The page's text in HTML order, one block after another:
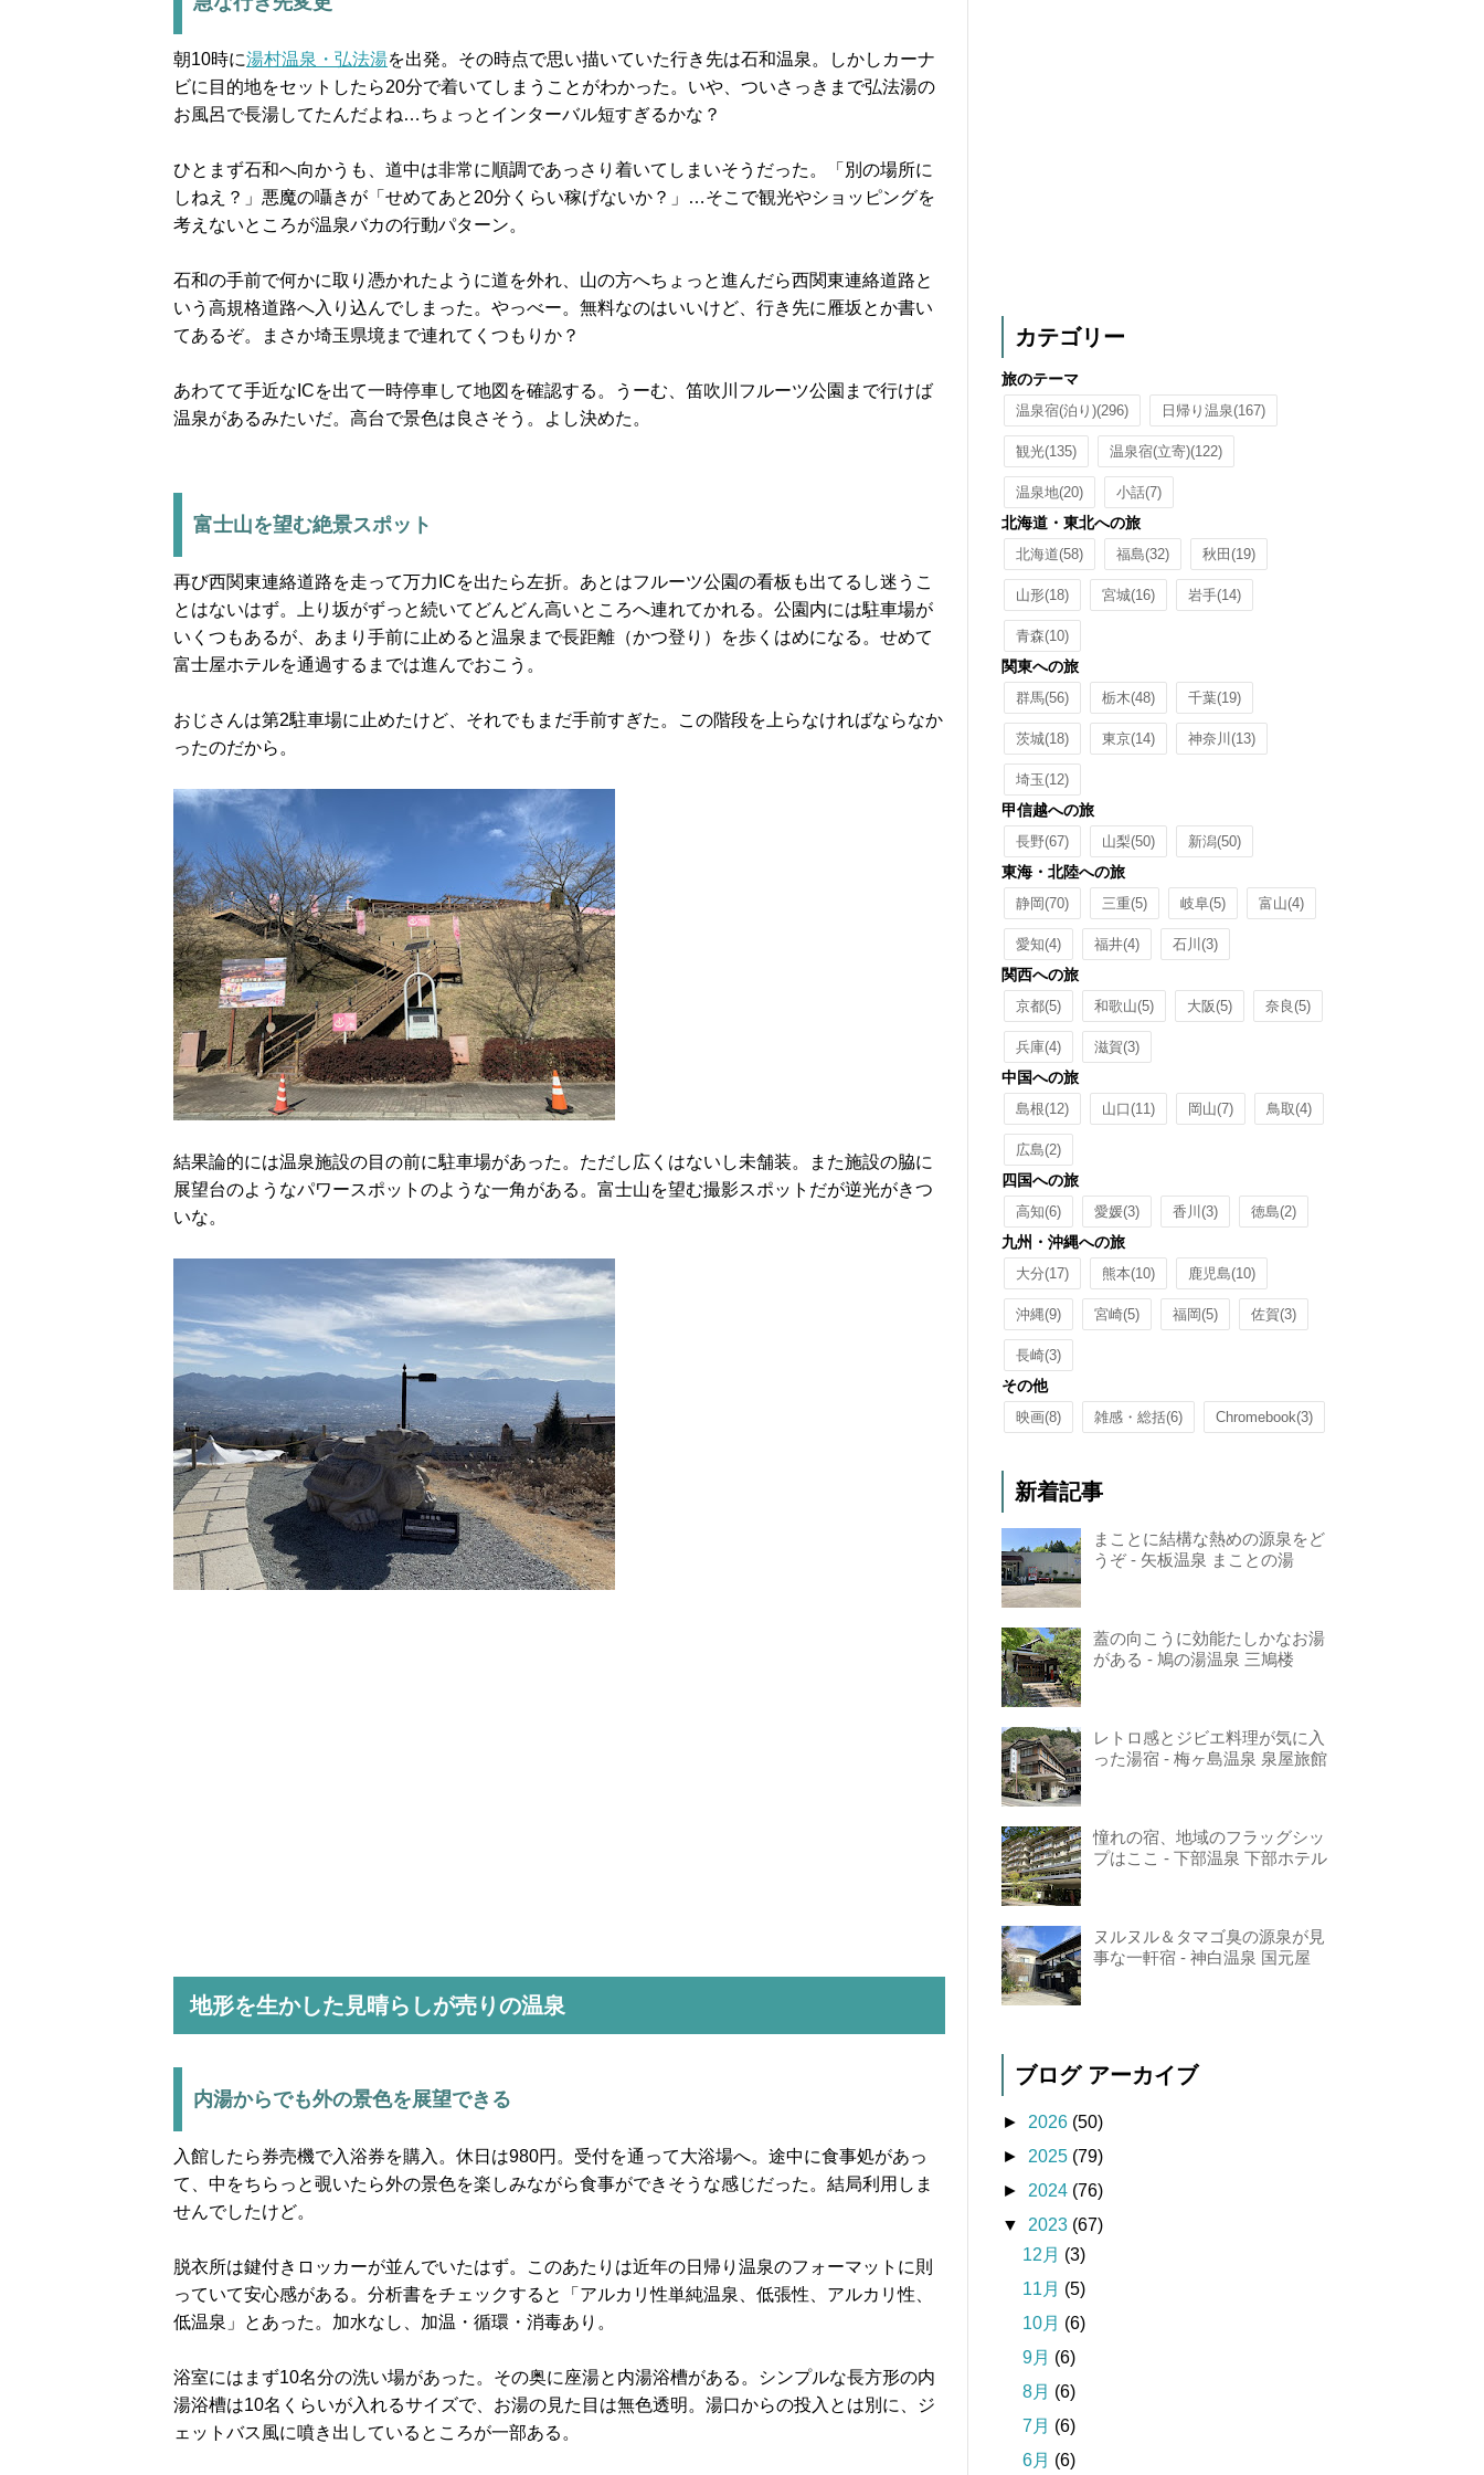
朝10時に湯村温泉・弘法湯を出発。その時点で思い描いていた行き先は石和温泉。しかしカーナ
ビに目的地をセットしたら20分で着いてしまうことがわかった。いや、ついさっきまで弘法湯の
お風呂で長湯してたんだよね…ちょっとインターバル短すぎるかな？
ひとまず石和へ向かうも、道中は非常に順調であっさり着いてしまいそうだった。「別の場所に
しねえ？」悪魔の囁きが「せめてあと20分くらい稼げないか？」…そこで観光やショッピングを
考えないところが温泉バカの行動パターン。
石和の手前で何かに取り憑かれたように道を外れ、山の方へちょっと進んだら西関東連絡道路と
いう高規格道路へ入り込んでしまった。やっべー。無料なのはいいけど、行き先に雁坂とか書い
てあるぞ。まさか埼玉県境まで連れてくつもりか？
あわてて手近なICを出て一時停車して地図を確認する。うーむ、笛吹川フルーツ公園まで行けば
温泉があるみたいだ。高台で景色は良さそう。よし決めた。
富士山を望む絶景スポット
再び西関東連絡道路を走って万力ICを出たら左折。あとはフルーツ公園の看板も出てるし迷うこ
とはないはず。上り坂がずっと続いてどんどん高いところへ連れてかれる。公園内には駐車場が
いくつもあるが、あまり手前に止めると温泉まで長距離（かつ登り）を歩くはめになる。せめて
富士屋ホテルを通過するまでは進んでおこう。
おじさんは第2駐車場に止めたけど、それでもまだ手前すぎた。この階段を上らなければならなか
ったのだから。
結果論的には温泉施設の目の前に駐車場があった。ただし広くはないし未舗装。また施設の脇に
展望台のようなパワースポットのような一角がある。富士山を望む撮影スポットだが逆光がきつ
いな。
地形を生かした見晴らしが売りの温泉
内湯からでも外の景色を展望できる
入館したら券売機で入浴券を購入。休日は980円。受付を通って大浴場へ。途中に食事処があっ
て、中をちらっと覗いたら外の景色を楽しみながら食事ができそうな感じだった。結局利用しま
せんでしたけど。
脱衣所は鍵付きロッカーが並んでいたはず。このあたりは近年の日帰り温泉のフォーマットに則
っていて安心感がある。分析書をチェックすると「アルカリ性単純温泉、低張性、アルカリ性、
低温泉」とあった。加水なし、加温・循環・消毒あり。
浴室にはまず10名分の洗い場があった。その奥に座湯と内湯浴槽がある。シンプルな長方形の内
湯浴槽は10名くらいが入れるサイズで、お湯の見た目は無色透明。湯口からの投入とは別に、ジ
ェットバス風に噴き出しているところが一部ある。
カテゴリー
旅のテーマ
温泉宿(泊り)(296) 日帰り温泉(167)
観光(135) 温泉宿(立寄)(122)
温泉地(20) 小話(7)
北海道・東北への旅
北海道(58) 福島(32) 秋田 (19)
山形(18) 宮城(16) 岩手(14)
青森(10)
関東への旅
群馬(56) 栃木(48) 千葉(19)
茨城(18) 東京(14) 神奈川 (13)
埼玉(12)
甲信越への旅
長野(67) 山梨(50) 新潟(50)
東海・北陸への旅
静岡(70) 三重(5) 岐阜(5) 富山(4)
愛知(4) 福井(4) 石川 (3)
関西への旅
京都(5) 和歌山(5) 大阪(5) 奈良(5)
兵庫(4) 滋賀(3)
中国への旅
島根(12) 山口(11) 岡山(7) 鳥取(4)
広島(2)
四国への旅
高知(6) 愛媛(3) 香川 (3) 徳島(2)
九州・沖縄への旅
大分(17) 熊本(10) 鹿児島(10)
沖縄(9) 宮崎(5) 福岡(5) 佐賀(3)
長崎(3)
その他
映画(8) 雑感・総括(6) Chromebook(3)
新着記事
まことに結構な熱めの源泉をど
うぞ - 矢板温泉 まことの湯
蓋の向こうに効能たしかなお湯
がある - 鳩の湯温泉 三鳩楼
レトロ感とジビエ料理が気に入
った湯宿 - 梅ヶ島温泉 泉屋旅館
憧れの宿、地域のフラッグシッ
プはここ - 下部温泉 下部ホテル
ヌルヌル＆タマゴ臭の源泉が見
事な一軒宿 - 神白温泉 国元屋
ブログ アーカイブ
► 2026 (50)
► 2025 (79)
► 2024 (76)
▼ 2023 (67)
12月 (3)
11月 (5)
10月 (6)
9月 (6)
8月 (6)
7月 (6)
6月 (6)